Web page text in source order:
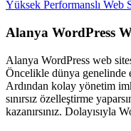
Yüksek Performanslı
Alanya WordPress
Alanya WordPress web
Öncelikle dünya genelinde
Ardından kolay yönetim
sınırsız özelleştirme
kazanırsınız. Dolayısıyla